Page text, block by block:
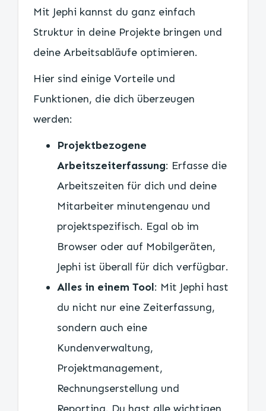
Mit Jephi kannst du ganz einfach
Struktur in deine Projekte bringen und
deine Arbeitsabläufe optimieren.
Hier sind einige Vorteile und
Funktionen, die dich überzeugen
werden:
Projektbezogene
Arbeitszeiterfassung: Erfasse die
Arbeitszeiten für dich und deine
Mitarbeiter minutengenau und
projektspezifisch. Egal ob im
Browser oder auf Mobilgeräten,
Jephi ist überall für dich verfügbar.
Alles in einem Tool: Mit Jephi hast
du nicht nur eine Zeiterfassung,
sondern auch eine
Kundenverwaltung,
Projektmanagement,
Rechnungserstellung und